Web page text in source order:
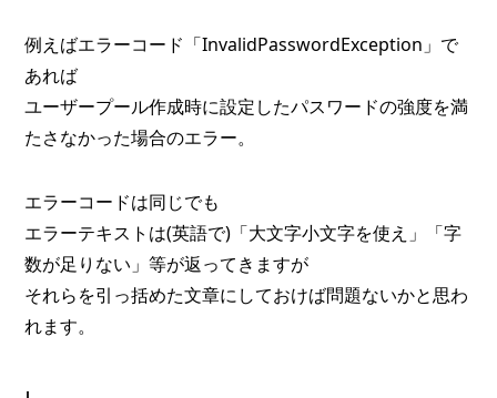
例えばエラーコード「InvalidPasswordException」で
あれば
ユーザープール作成時に設定したパスワードの強度を満
たさなかった場合のエラー。
エラーコードは同じでも
エラーテキストは(英語で)「大文字小文字を使え」「字
数が足りない」等が返ってきますが
それらを引っ括めた文章にしておけば問題ないかと思わ
れます。